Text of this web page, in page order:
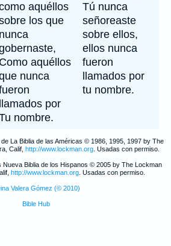
aquéllos
los que
nunca
Como aquéllos
nunca
llamados por
nombre.
Tú nunca
señoreaste
sobre ellos,
ellos nunca
fueron
llamados por
tu nombre.
La Biblia de las Américas © 1986, 1995, 1997 by The
Calif, http://www.lockman.org. Usadas con permiso.
Biblia de los Hispanos © 2005 by The Lockman
http://www.lockman.org. Usadas con permiso.
Valera Gómez (© 2010)
Bible Hub